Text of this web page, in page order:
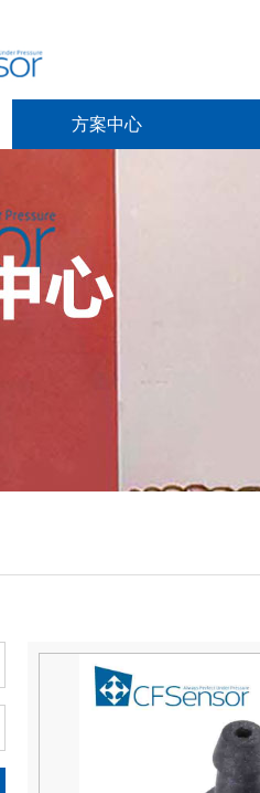
方案中心